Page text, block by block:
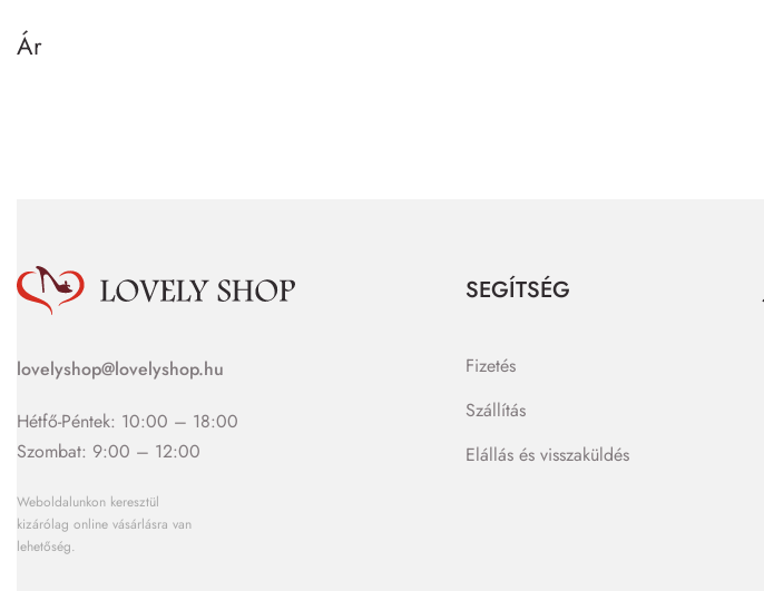
Ár
lovelyshop@lovelyshop.hu
Hétfő-Péntek: 10:00 – 18:00
Szombat: 9:00 – 12:00
Weboldalunkon keresztül
kizárólag online vásárlásra van
lehetőség.
SEGÍTSÉG
Fizetés
Szállítás
Elállás és visszaküldés